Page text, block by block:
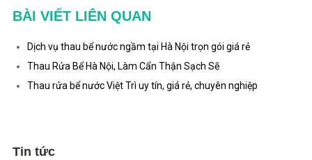
BÀI VIẾT LIÊN QUAN
Dịch vụ thau bể nước ngầm tại Hà Nội trọn gói giá rẻ
Thau Rửa Bể Hà Nội, Làm Cẩn Thận Sạch Sẽ
Thau rửa bể nước Việt Trì uy tín, giá rẻ, chuyên nghiệp
Tin tức